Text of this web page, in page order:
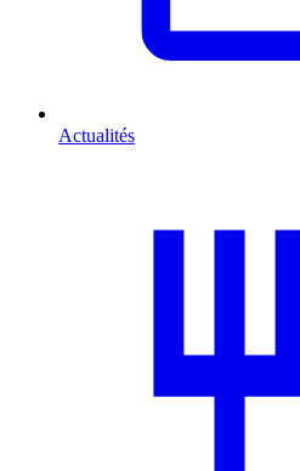
Actualités